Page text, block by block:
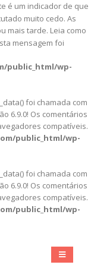
é um indicador de que
muito cedo. As
mais tarde. Leia como
mensagem foi
public_html/wp-
foi chamada com
6.9.0! Os comentários
compatíveis.
public_html/wp-
foi chamada com
6.9.0! Os comentários
compatíveis.
public_html/wp-